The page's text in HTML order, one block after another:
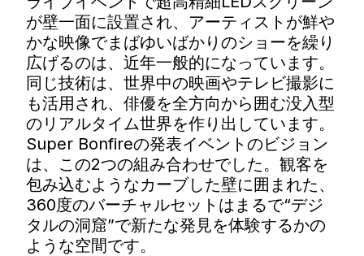
が壁一面に設置され、アーティストが鮮や
かな映像でまばゆいばかりのショーを繰り
広げるのは、近年一般的になっています。
同じ技術は、世界中の映画やテレビ撮影に
も活用され、俳優を全方向から囲む没入型
のリアルタイム世界を作り出しています。
Super Bonfireの発表イベントのビジョン
は、この2つの組み合わせでした。観客を
包み込むようなカーブした壁に囲まれた、
360度のバーチャルセットはまるで“デジ
タルの洞窟”で新たな発見を体験するかの
ような空間です。